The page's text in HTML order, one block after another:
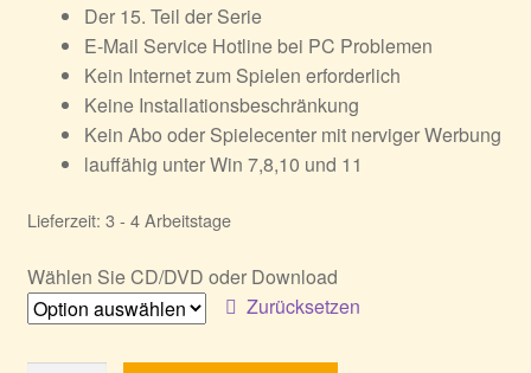
Der 15. Teil der Serie
E-Mail Service Hotline bei PC Problemen
Kein Internet zum Spielen erforderlich
Keine Installationsbeschränkung
Kein Abo oder Spielecenter mit nerviger Werbung
lauffähig unter Win 7,8,10 und 11
Lieferzeit: 3 - 4 Arbeitstage
Wählen Sie CD/DVD oder Download
Zurücksetzen